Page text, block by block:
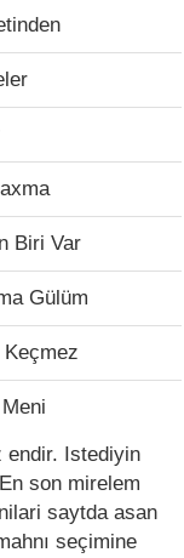
Biri Var
Gülüm
endir. Istediyin
son mirelem
saytda asan
seçimine